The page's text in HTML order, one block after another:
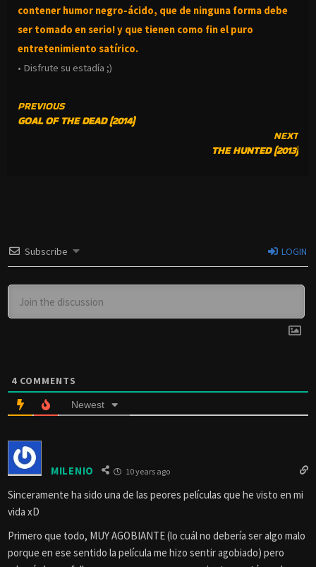
contener humor negro-ácido, que de ninguna forma debe
ser tomado en serio! y que tienen como fin el puro
entretenimiento satírico.
• Disfrute su estadía ;)
CONTINUE
READING
PREVIOUS
GOAL OF THE DEAD (2014)
NEXT
THE HUNTED (2013)
Subscribe LOGIN
4 COMMENTS
Newest
MILENIO 10 years ago
Sinceramente ha sido una de las peores películas que he visto en mi
vida xD
Primero que todo, MUY AGOBIANTE (lo cuál no debería ser algo malo
porque en ese sentido la película me hizo sentir agobiado) pero